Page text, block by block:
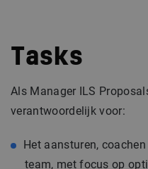
Tasks
Als Manager ILS
verantwoordelijk voor:
Het aansturen,
team, met focus op